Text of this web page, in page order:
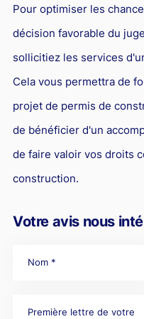
Pour optimiser les
décision favorable du
sollicitiez les services
Cela vous permettra de
projet de permis de
de bénéficier d'un
de faire valoir vos droits
construction.
Votre avis nous